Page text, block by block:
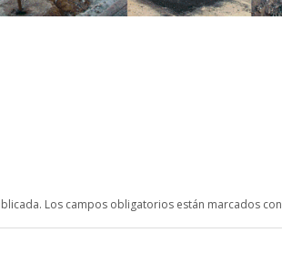
Los campos obligatorios están marcados con